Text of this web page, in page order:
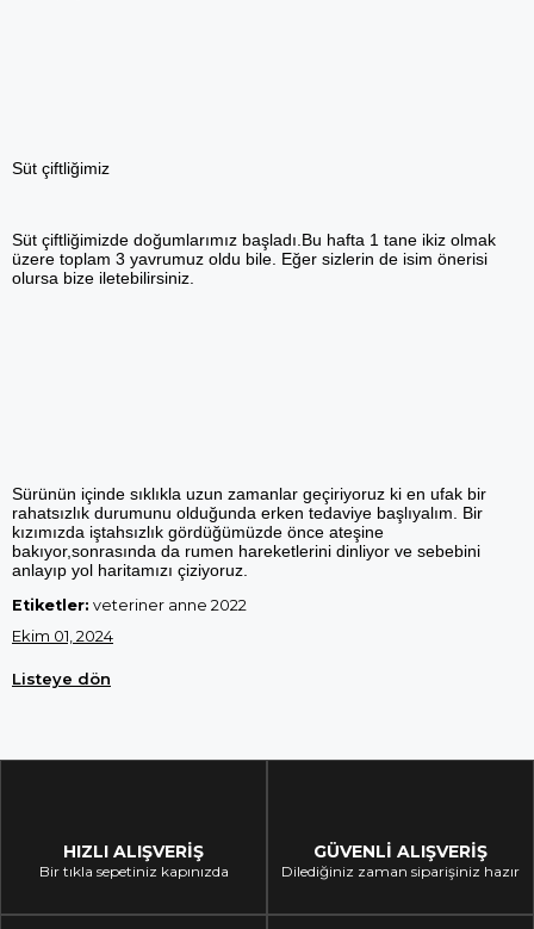
Süt çiftliğimiz
Süt çiftliğimizde doğumlarımız başladı.Bu hafta 1 tane ikiz olmak
üzere toplam 3 yavrumuz oldu bile. Eğer sizlerin de isim önerisi
olursa bize iletebilirsiniz.
Sürünün içinde sıklıkla uzun zamanlar geçiriyoruz ki en ufak bir
rahatsızlık durumunu olduğunda erken tedaviye başlıyalım. Bir
kızımızda iştahsızlık gördüğümüzde önce ateşine
bakıyor,sonrasında da rumen hareketlerini dinliyor ve sebebini
anlayıp yol haritamızı çiziyoruz.
Etiketler: veteriner anne 2022
Ekim 01, 2024
Listeye dön
HIZLI ALIŞVERİŞ
Bir tıkla sepetiniz kapınızda
GÜVENLİ ALIŞVERİŞ
Dilediğiniz zaman siparişiniz hazır